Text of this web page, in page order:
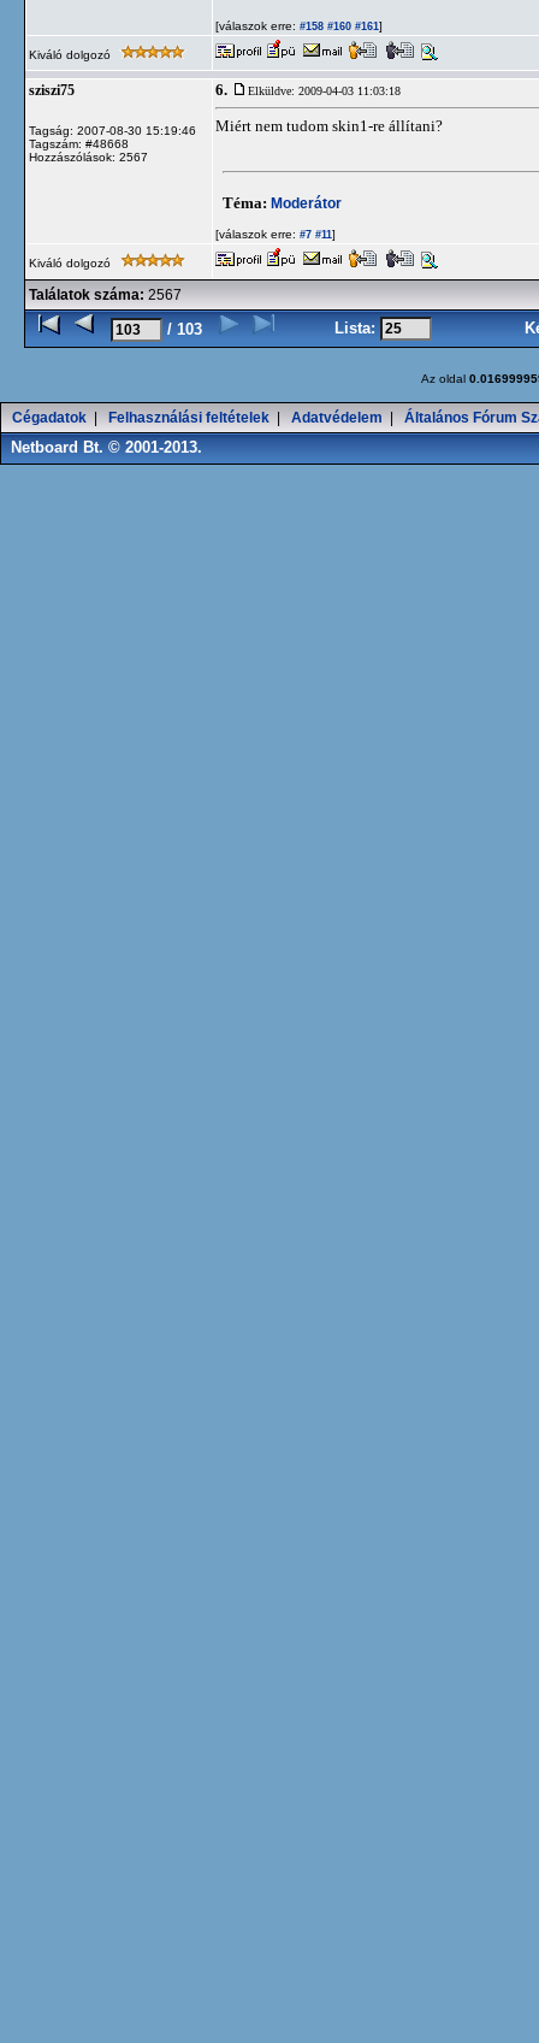
[válaszok erre: #158 #160 #161]
Kiváló dolgozó
sziszi75
Tagság: 2007-08-30 15:19:46
Tagszám: #48668
Hozzászólások: 2567
6. Elküldve: 2009-04-03 11:03:18
Miért nem tudom skin1-re állítani?
Téma: Moderátor
[válaszok erre: #7 #11]
Kiváló dolgozó
Találatok száma: 2567
/ 103 Lista:
Az oldal
Cégadatok Felhasználási feltételek Adatvédelem Általános Fórum
Netboard Bt. © 2001-2013.